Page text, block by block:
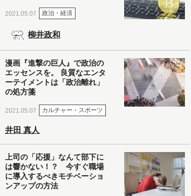
2021.05.07 政治・経済
柳井政和
漫画『進撃の巨人』で政治の
エッセンスを。 良質なエンタ
ーテイメントは「政治離れ」
の処方箋
2021.05.07 カルチャー・スポーツ
井田 真人
上司の「応援」なんて部下に
は響かない！？ 今すぐ職場
に導入するべきモチベーショ
ンアップの方法